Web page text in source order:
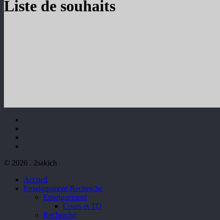
Liste de souhaits
© 2026 . 2sakich
Close
Menu
Accueil
Enseignement-Recherche
Enseignement
Cours et TD
Recherche